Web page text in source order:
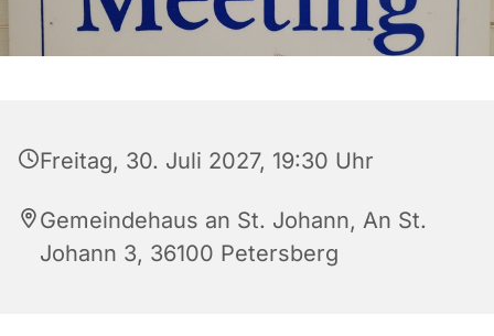
Freitag, 30. Juli 2027, 19:30 Uhr
Gemeindehaus an St. Johann, An St.
Johann 3, 36100 Petersberg